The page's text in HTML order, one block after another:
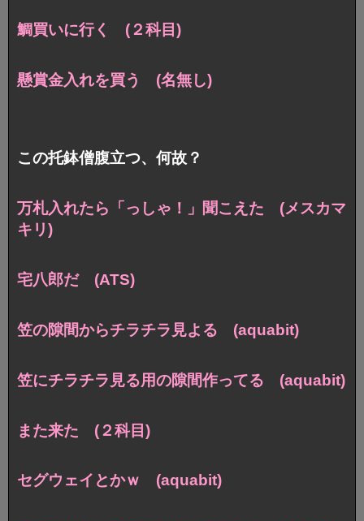
鯛買いに行く (２科目)
懸賞金入れを買う (名無し)
この托鉢僧腹立つ、何故？
万札入れたら「っしゃ！」聞こえた (メスカマ
キリ)
宅八郎だ (ATS)
笠の隙間からチラチラ見よる (aquabit)
笠にチラチラ見る用の隙間作ってる (aquabit)
また来た (２科目)
セグウェイとかｗ (aquabit)